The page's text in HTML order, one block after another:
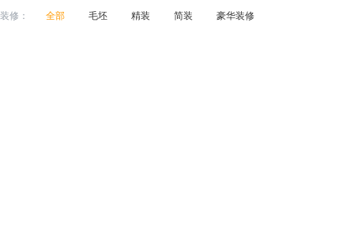
装修： 全部 毛坯 精装 简装 豪华装修